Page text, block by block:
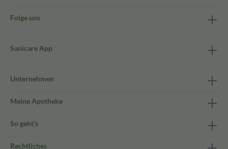
Folge uns
Sanicare App
Unternehmen
Meine Apotheke
So geht's
Rechtliches